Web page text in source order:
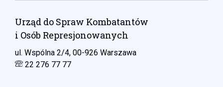
Urząd do Spraw Kombatantów
i Osób Represjonowanych
ul. Wspólna 2/4, 00-926 Warszawa
22 276 77 77